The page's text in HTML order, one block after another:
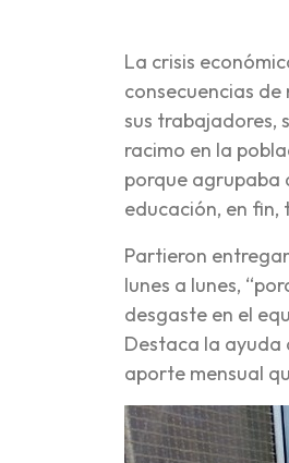
La crisis
consecuencias
sus trabajadores,
racimo en la
porque agrupaba
educación, en fin,
Partieron
lunes a lunes,
desgaste en el
Destaca la ayuda
aporte mensual